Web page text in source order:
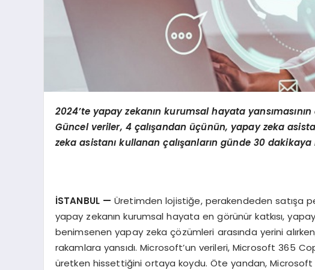
2024’te yapay zekanın kurumsal hayata yansımasının
Güncel veriler, 4 çalışandan üçünün, yapay zeka
zeka asistanı kullanan çalışanların günde 30
İSTANBUL — Üretimden lojistiğe, perakendeden satışa
yapay zekanın kurumsal hayata en görünür katkısı,
benimsenen yapay zeka çözümleri arasında yerini
rakamlara yansıdı. Microsoft’un verileri, Microsoft 365
üretken hissettiğini ortaya koydu. Öte yandan,